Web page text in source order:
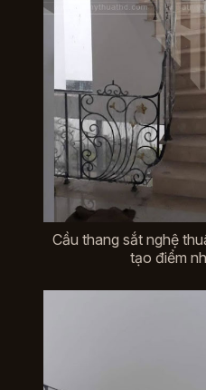
Cầu thang sắt nghệ
tạo điểm